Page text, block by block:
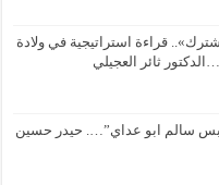
قراءة استراتيجية في ولادة
ثائر العجيلي
بس سالم ابو عداي”…. حيدر حسين